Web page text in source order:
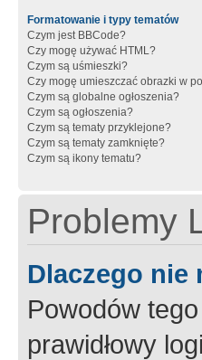
Formatowanie i typy tematów
Czym jest BBCode?
Czy mogę używać HTML?
Czym są uśmieszki?
Czy mogę umieszczać obrazki w
Czym są globalne ogłoszenia?
Czym są ogłoszenia?
Czym są tematy przyklejone?
Czym są tematy zamknięte?
Czym są ikony tematu?
Problemy
Dlaczego nie
Powodów
prawidłowy